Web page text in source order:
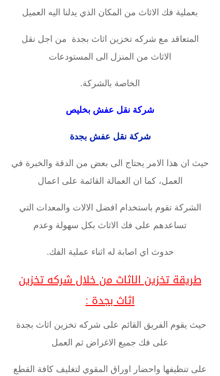
بعملية فك الاثاث من المكان الذي يدلنا اليه العميل
المتعاقد مع شركه تخزين اثاث بجدة من اجل نقل
الاثاث من المنزل الى المستودعات
الخاصة بالشركة.
شركة نقل عفش بخليص
شركة نقل عفش بجدة
حيث ان هذا الامر يحتاج الى بعض من الدقة والخبرة في
العمل، كما ان العمالة القائمة على اعمال
الشركة تقوم باستخدام افضل الالات والمعدات التي
تساعدهم على فك الاثاث بكل سهولة وعدم
حدوث اي اصابة له اثناء عملية الفك.
طريقة تخزين الاثاث من خلال شركه تخزين
اثاث بجدة :
حيث يقوم الفريق القائم على شركه تخزين اثاث بجدة
على فك جميع الاغراض ثم العمل
على تنظيفها واحضار اوراق المقوي لتغليف كافة القطع